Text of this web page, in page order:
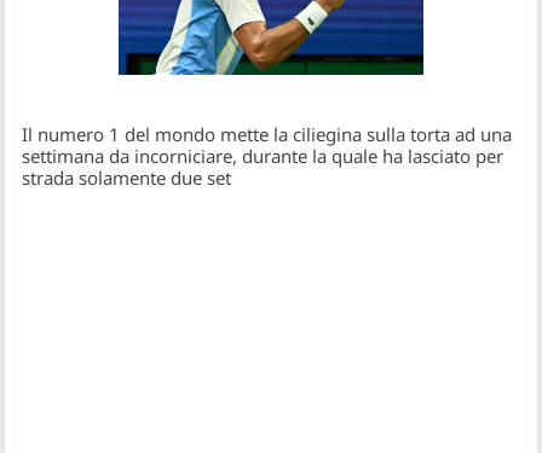
Il numero 1 del mondo mette la ciliegina sulla torta ad una
settimana da incorniciare, durante la quale ha lasciato per
strada solamente due set